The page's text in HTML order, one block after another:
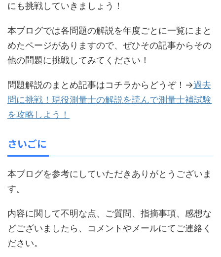
にも挑戦していきましょう！
本ブログでは各問題の解説を年度ごとに一覧にまと
めたページがありますので、ぜひその記事からその
他の問題に挑戦してみてください！
問題解説のまとめ記事はコチラからどうぞ！→過去
問に挑戦！現役測量士の解説を読んで測量士補試験
を攻略しよう！
さいごに
本ブログを参考にしていただきありがとうございま
す。
内容に関して不明な点、ご質問、指摘事項、感想な
どございましたら、コメントやメールにてご連絡く
ださい。